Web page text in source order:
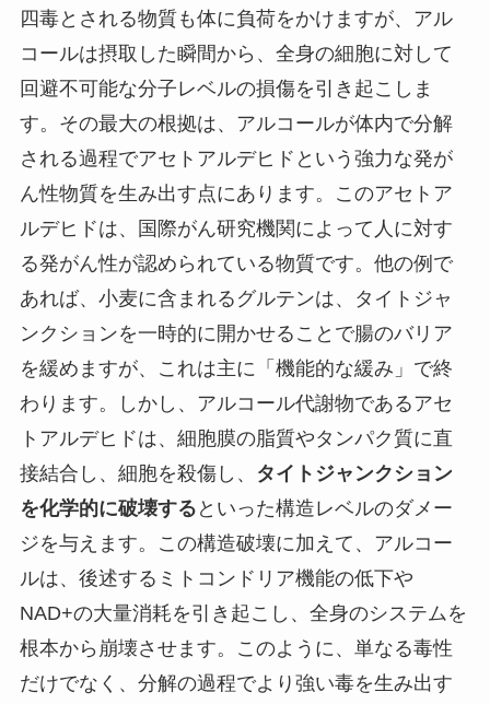
四毒とされる物質も体に負荷をかけますが、アル
コールは摂取した瞬間から、全身の細胞に対して
回避不可能な分子レベルの損傷を引き起こしま
す。その最大の根拠は、アルコールが体内で分解
される過程でアセトアルデヒドという強力な発が
ん性物質を生み出す点にあります。このアセトア
ルデヒドは、国際がん研究機関によって人に対す
る発がん性が認められている物質です。他の例で
あれば、小麦に含まれるグルテンは、タイトジャ
ンクションを一時的に開かせることで腸のバリア
を緩めますが、これは主に「機能的な緩み」で終
わります。しかし、アルコール代謝物であるアセ
トアルデヒドは、細胞膜の脂質やタンパク質に直
接結合し、細胞を殺傷し、
タイトジャンクション
を化学的に破壊する といった構造レベルのダメー
ジを与えます。この構造破壊に加えて、アルコー
ルは、後述するミトコンドリア機能の低下や
NAD+の大量消耗を引き起こし、全身のシステムを
根本から崩壊させます。このように、単なる毒性
だけでなく、分解の過程でより強い毒を生み出す